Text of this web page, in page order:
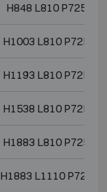
H848 L810 P725
H1003 L810 P725
H1193 L810 P725
H1538 L810 P725
H1883 L810 P725
H1883 L1110 P725